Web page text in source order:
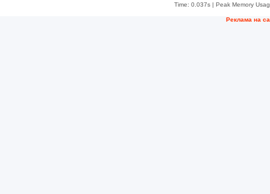
Time: 0.037s| Peak Memory
Рeклама на